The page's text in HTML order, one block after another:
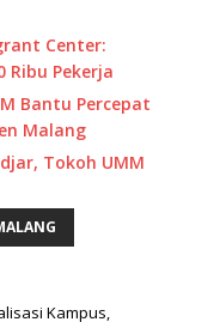
Center:
Ribu Pekerja
Bantu Percepat
Malang
Tokoh UMM
Kampus,